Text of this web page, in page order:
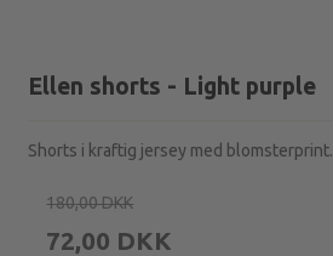
Ellen shorts - Light purple
Shorts i kraftig jersey med blomsterprint.
180,00 DKK
72,00 DKK